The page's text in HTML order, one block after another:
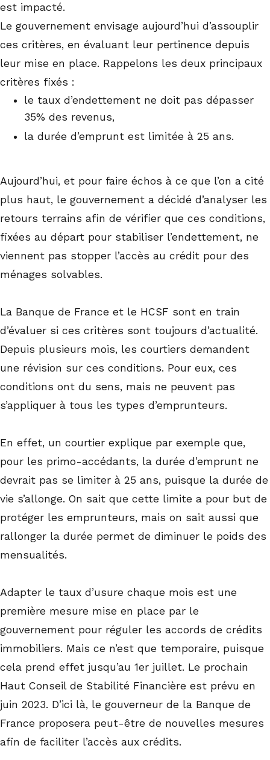
est impacté.
Le gouvernement envisage aujourd’hui d’assouplir
ces critères, en évaluant leur pertinence depuis
leur mise en place. Rappelons les deux principaux
critères fixés :
le taux d’endettement ne doit pas dépasser
35% des revenus,
la durée d’emprunt est limitée à 25 ans.
Aujourd’hui, et pour faire échos à ce que l’on a cité
plus haut, le gouvernement a décidé d’analyser les
retours terrains afin de vérifier que ces conditions,
fixées au départ pour stabiliser l’endettement, ne
viennent pas stopper l’accès au crédit pour des
ménages solvables.
La Banque de France et le HCSF sont en train
d’évaluer si ces critères sont toujours d’actualité.
Depuis plusieurs mois, les courtiers demandent
une révision sur ces conditions. Pour eux, ces
conditions ont du sens, mais ne peuvent pas
s’appliquer à tous les types d’emprunteurs.
En effet, un courtier explique par exemple que,
pour les primo-accédants, la durée d’emprunt ne
devrait pas se limiter à 25 ans, puisque la durée de
vie s’allonge. On sait que cette limite a pour but de
protéger les emprunteurs, mais on sait aussi que
rallonger la durée permet de diminuer le poids des
mensualités.
Adapter le taux d’usure chaque mois est une
première mesure mise en place par le
gouvernement pour réguler les accords de crédits
immobiliers. Mais ce n’est que temporaire, puisque
cela prend effet jusqu’au 1er juillet. Le prochain
Haut Conseil de Stabilité Financière est prévu en
juin 2023. D’ici là, le gouverneur de la Banque de
France proposera peut-être de nouvelles mesures
afin de faciliter l’accès aux crédits.